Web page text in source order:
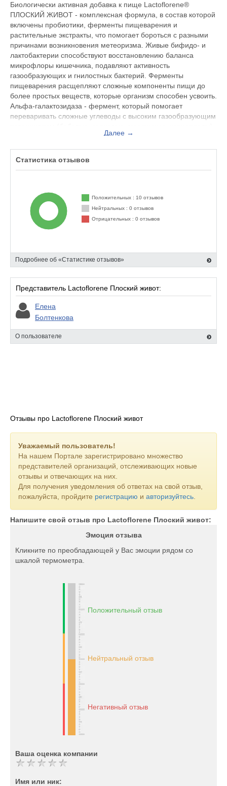
Биологически активная добавка к пище Lactoflorene®
ПЛОСКИЙ ЖИВОТ - комплексная формула, в состав которой
включены пробиотики, ферменты пищеварения и
растительные экстракты, что помогает бороться с разными
причинами возникновения метеоризма. Живые бифидо- и
лактобактерии способствуют восстановлению баланса
микрофлоры кишечника, подавляют активность
газообразующих и гнилостных бактерий. Ферменты
пищеварения расщепляют сложные компоненты пищи до
более простых веществ, которые организм способен усвоить.
Альфа-галактозидаза - фермент, который помогает
переваривать сложные углеводы с высоким газообразующим
способные вызвать вздутие живота. Бета-галактозидаза
лактозы. Недостаточность лактазы приводит к
диарея. Растительные экстракты в составе Lactoflorene®
ПЛОСКИЙ ЖИВОТ оказывают ветрогонный эффект,
помогают уменьшить газообразование в ЖКТ и способствуют
выведению уже скопившихся газов, а также оказывают
Далее →
Статистика отзывов
Положительных : 10 отзывов
Нейтральных : 0 отзывов
Отрицательных : 0 отзывов
Подробнее об «Статистике отзывов»
Представитель Lactoflorene Плоский живот:
Елена
Болтенкова
О пользователе
Отзывы про Lactoflorene Плоский живот
Уважаемый пользователь!
На нашем Портале зарегистрировано множество
представителей организаций, отслеживающих новые
отзывы и отвечающих на них.
Для получения уведомления об ответах на свой отзыв,
пожалуйста, пройдите регистрацию и авторизуйтесь
Напишите свой отзыв про Lactoflorene Плоский живот:
Эмоция отзыва
Кликните по преобладающей у Вас эмоции рядом со
шкалой термометра.
Положительный отзыв
Нейтральный отзыв
Негативный отзыв
Ваша оценка компании
Имя или ник: